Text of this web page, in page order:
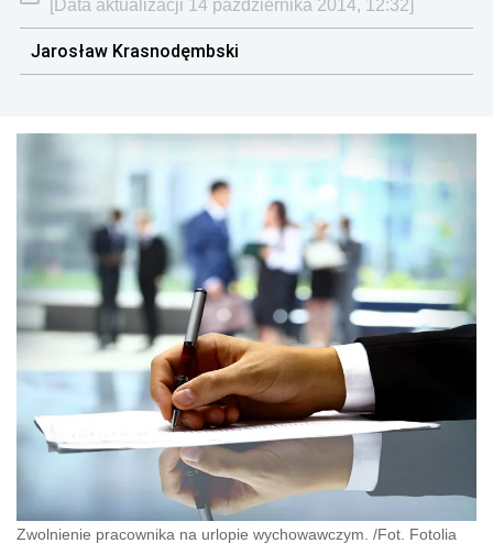
[Data aktualizacji 14 października 2014, 12:32]
Jarosław Krasnodęmbski
Zwolnienie pracownika na urlopie wychowawczym. /Fot. Fotolia